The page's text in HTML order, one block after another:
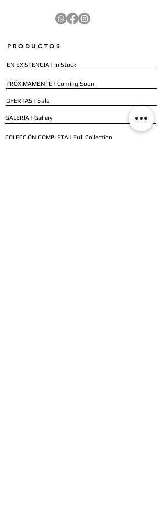
PRODUCTOS
EN EXISTENCIA | In Stock
PRÓXIMAMENTE | Coming Soon
OFERTAS | Sale
GALERÍA | Gallery
COLECCIÓN COMPLETA | Full Collection